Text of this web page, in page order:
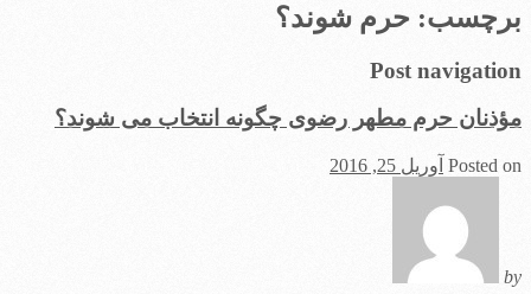
برچسب: حرم شوند؟
Post navigation
مؤذنان حرم مطهر رضوی چگونه انتخاب می شوند؟
Posted on آوریل 25, 2016
by